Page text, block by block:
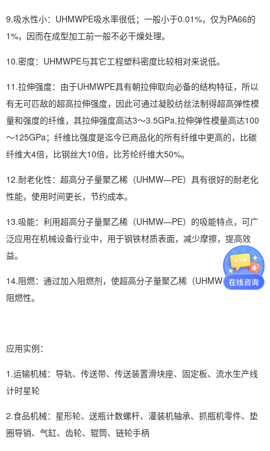
9.吸水性小：UHMWPE吸水率很低；一般小于0.01%，仅为PA66的
1%，因而在成型加工前一般不必干燥处理。
10.密度：UHMWPE与其它工程塑料密度比较相对来说低。
11.拉伸强度：由于UHMWPE具有朝拉伸取向必备的结构特征，所以
有无可匹敌的超高拉伸强度，因此可通过凝胶纺丝法制得超高弹性模
量和强度的纤维，其拉伸强度高达3～3.5GPa,拉伸弹性模量高达100
～125GPa；纤维比强度是迄今已商品化的所有纤维中更高的，比碳
纤维大4倍，比钢丝大10倍，比芳纶纤维大50%。
12.耐老化性：超高分子量聚乙稀（UHMW—PE）具有很好的耐老化
性能，使用时间更长，节约成本。
13.吸能：利用超高分子量聚乙稀（UHMW—PE）的吸能特点，可广
泛应用在机械设备行业中，用于钢铁材质表面，减少摩擦，提高效
益。
14.阻燃：通过加入阻燃剂，使超高分子量聚乙稀（UHMW-PE）具有
阻燃性。
应用实例：
1.运输机械：导轨、传送带、传送装置滑块座、固定板、流水生产线
计时星轮
2.食品机械：星形轮、送瓶计数螺杆、灌装机轴承、抓瓶机零件、垫
圈导销、气缸、齿轮、辊筒、链轮手柄